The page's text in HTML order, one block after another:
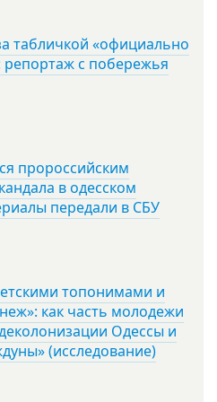
табличкой «официально
с побережья
пророссийским
в одесском
передали в СБУ
топонимами и
как часть молодежи
Одессы и
(исследование)